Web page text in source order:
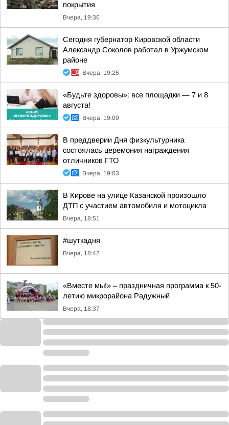
покрытия
Вчера, 19:36
Сегодня губернатор Кировской области
Александр Соколов работал в Уржумском
районе
Вчера, 19:25
«Будьте здоровы»: все площадки — 7 и 8
августа!
Вчера, 19:09
В преддверии Дня физкультурника
состоялась церемония награждения
отличников ГТО
Вчера, 19:03
В Кирове на улице Казанской произошло
ДТП с участием автомобиля и мотоцикла
Вчера, 18:51
#шуткадня
Вчера, 18:42
«Вместе мы!» – праздничная программа к 50-
летию микрорайона Радужный
Вчера, 18:37